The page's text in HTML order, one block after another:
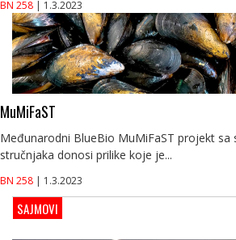
BN 258 | 1.3.2023
MuMiFaST
Međunarodni BlueBio MuMiFaST projekt sa
stručnjaka donosi prilike koje je...
BN 258 | 1.3.2023
SAJMOVI